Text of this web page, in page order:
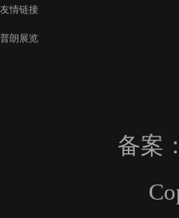
友情链接
普朗展览
备案：